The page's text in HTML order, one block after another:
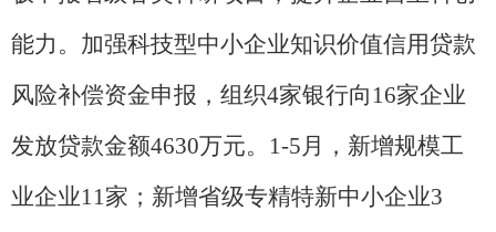
能力。加强科技型中小企业知识价值信用贷款
风险补偿资金申报，组织4家银行向16家企业
发放贷款金额4630万元。1-5月，新增规模工
业企业11家；新增省级专精特新中小企业3